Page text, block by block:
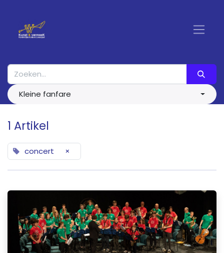
Kleine fanfare
1 Artikel
concert ×